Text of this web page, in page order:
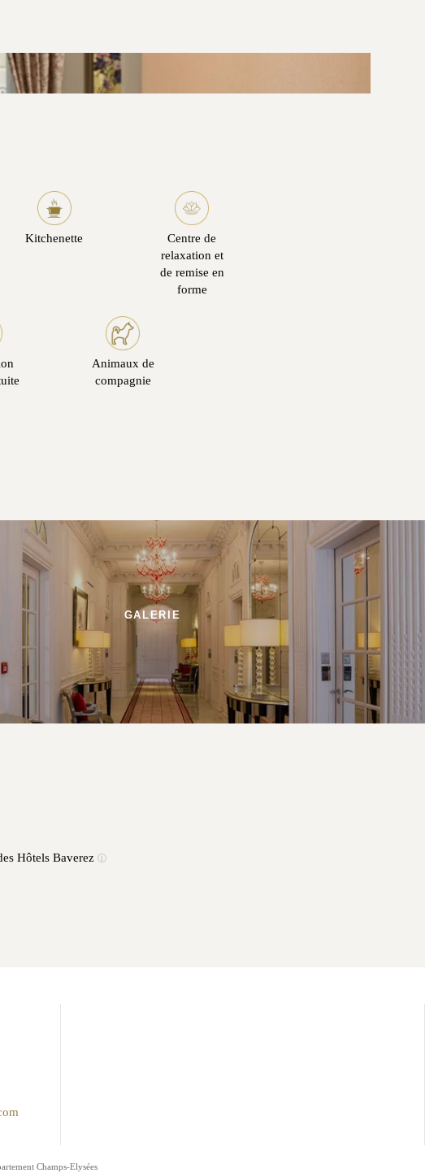
Kitchenette
Centre de
relaxation et
de remise en
forme
Animaux de
compagnie
GALERIE
Hôtels Baverez
Champs-Elysées